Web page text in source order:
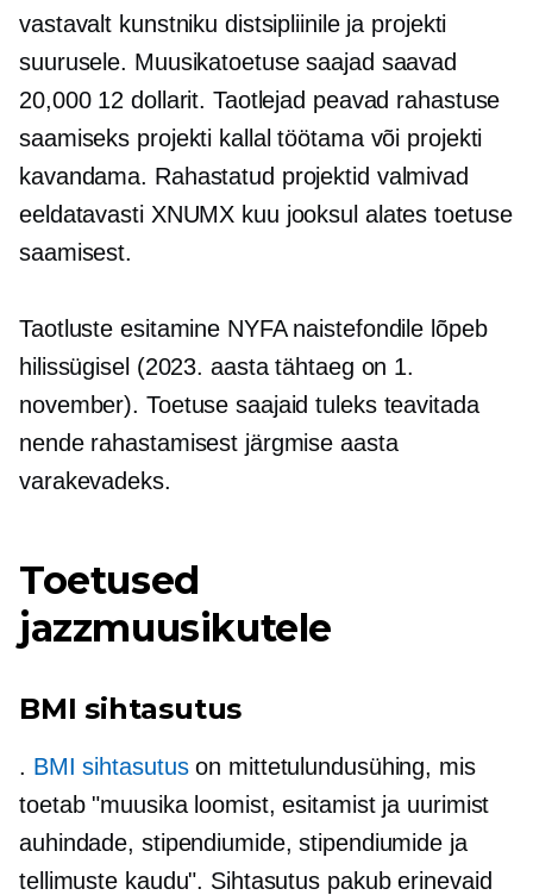
vastavalt kunstniku distsipliinile ja projekti
suurusele. Muusikatoetuse saajad saavad
20,000 12 dollarit. Taotlejad peavad rahastuse
saamiseks projekti kallal töötama või projekti
kavandama. Rahastatud projektid valmivad
eeldatavasti XNUMX kuu jooksul alates toetuse
saamisest.
Taotluste esitamine NYFA naistefondile lõpeb
hilissügisel (2023. aasta tähtaeg on 1.
november). Toetuse saajaid tuleks teavitada
nende rahastamisest järgmise aasta
varakevadeks.
Toetused
jazzmuusikutele
BMI sihtasutus
. BMI sihtasutuson mittetulundusühing, mis
toetab "muusika loomist, esitamist ja uurimist
auhindade, stipendiumide, stipendiumide ja
tellimuste kaudu". Sihtasutus pakub erinevaid